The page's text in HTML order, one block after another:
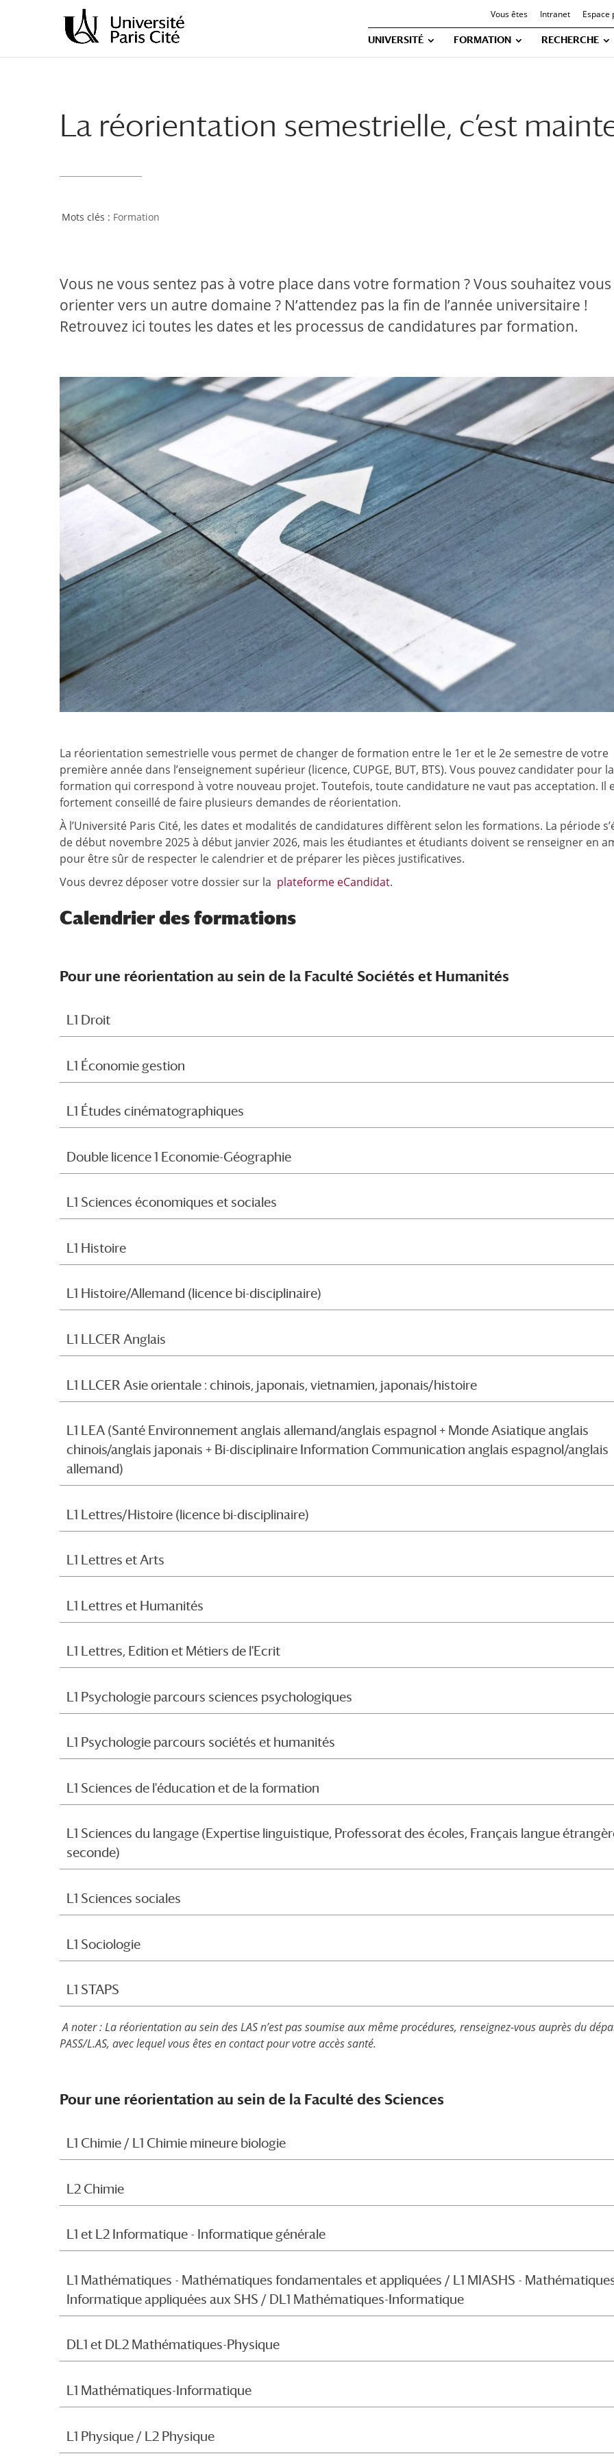
principal
navigation
Vous êtes Intranet Espace
UNIVERSITÉ FORMATION RECHERCHE
La réorientation semestrielle, c’est
Formation
Vous ne vous sentez pas à votre place dans votre formation ? Vous souhaitez vous
orienter vers un autre domaine ? N’attendez pas la fin de l’année universitaire !
Retrouvez ici toutes les dates et les processus de candidatures par formation.
La réorientation semestrielle vous permet de changer de formation entre le 1er et le 2e semestre de votre
première année dans l’enseignement supérieur (licence, CUPGE, BUT, BTS). Vous pouvez candidater pour la
formation qui correspond à votre nouveau projet. Toutefois, toute candidature ne vaut pas acceptation. Il
fortement conseillé de faire plusieurs demandes de réorientation.
À l’Université Paris Cité, les dates et modalités de candidatures diffèrent selon les formations. La période
de début novembre 2025 à début janvier 2026, mais les étudiantes et étudiants doivent se renseigner en
pour être sûr de respecter le calendrier et de préparer les pièces justificatives.
Vous devrez déposer votre dossier sur la plateforme eCandidat.
Calendrier des formations
Pour une réorientation au sein de la Faculté Sociétés et Humanités
L1 Droit
L1 Économie gestion
L1 Études cinématographiques
Double licence 1 Economie-Géographie
L1 Sciences économiques et sociales
L1 Histoire
L1 Histoire/Allemand (licence bi-disciplinaire)
L1 LLCER Anglais
L1 LLCER Asie orientale : chinois, japonais, vietnamien, japonais/histoire
L1 LEA (Santé Environnement anglais allemand/anglais espagnol + Monde Asiatique anglais
chinois/anglais japonais + Bi-disciplinaire Information Communication anglais espagnol/anglais
allemand)
L1 Lettres/Histoire (licence bi-disciplinaire)
L1 Lettres et Arts
L1 Lettres et Humanités
L1 Lettres, Edition et Métiers de l'Ecrit
L1 Psychologie parcours sciences psychologiques
L1 Psychologie parcours sociétés et humanités
L1 Sciences de l'éducation et de la formation
L1 Sciences du langage (Expertise linguistique, Professorat des écoles, Français langue
seconde)
L1 Sciences sociales
L1 Sociologie
L1 STAPS
A noter : La réorientation au sein des LAS n’est pas soumise aux même procédures, renseignez-vous auprès du
PASS/L.AS, avec lequel vous êtes en contact pour votre accès santé.
Pour une réorientation au sein de la Faculté des Sciences
L1 Chimie / L1 Chimie mineure biologie
L2 Chimie
L1 et L2 Informatique - Informatique générale
L1 Mathématiques - Mathématiques fondamentales et appliquées / L1 MIASHS -
Informatique appliquées aux SHS / DL1 Mathématiques-Informatique
DL1 et DL2 Mathématiques-Physique
L1 Mathématiques-Informatique
L1 Physique / L2 Physique